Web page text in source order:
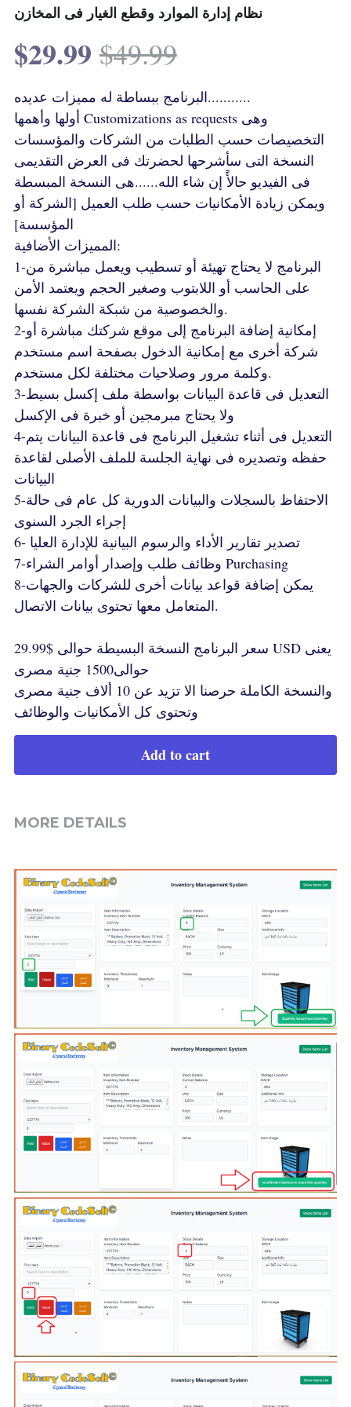
Advanced Courses Android
Online Lectures Courses
E-Learning-Ar
E-Learning-En
IBM Maximo Certificates - Ar
IBM Maximo Certificates
كورسات أون لاين
Free Lectures
Stamps & Coins
[MTF]
Car-Design
Terms & Conditions
YouTube
Privacy Policy
YouTube
أدب الخيال العلمى
نظام إدارة الموارد وقطع الغيار فى المخازن
$29.99 $49.99
البرنامج ببساطة له مميزات عديده...........
أولها وأهمها Customizations as requests وهى
التخصيصات حسب الطلبات من الشركات والمؤسسات
النسخة التى سأشرحها لحضرتك فى العرض التقديمى
فى الفيديو حالأً إن شاء الله......هى النسخة المبسطة
ويمكن زيادة الأمكانيات حسب طلب العميل [الشركة أو
المؤسسة]
المميزات الأضافية:
1-البرنامج لا يحتاج تهيئة أو تسطيب ويعمل مباشرة من
على الحاسب أو اللابتوب وصغير الحجم ويعتمد الأمن
والخصوصية من شبكة الشركة نفسها.
2-إمكانية إضافة البرنامج إلى موقع شركتك مباشرة أو
شركة أخرى مع إمكانية الدخول بصفحة اسم مستخدم
وكلمة مرور وصلاحيات مختلفة لكل مستخدم.
3-التعديل فى قاعدة البيانات بواسطة ملف إكسل بسيط
ولا يحتاج مبرمجين أو خبرة فى الإكسل
4-التعديل فى أثناء تشغيل البرنامج فى قاعدة البيانات يتم
حفظه وتصديره فى نهاية الجلسة للملف الأصلى لقاعدة
البيانات
5-الاحتفاظ بالسجلات والبيانات الدورية كل عام فى حالة
إجراء الجرد السنوى
6- تصدير تقارير الأداء والرسوم البيانية للإدارة العليا
7-وظائف طلب وإصدار أوامر الشراء Purchasing
8-يمكن إضافة قواعد بيانات أخرى للشركات والجهات
المتعامل معها تحتوى بيانات الاتصال.
سعر البرنامج النسخة البسيطة حوالى $29.99 USD يعنى
حوالى1500 جنية مصرى
والنسخة الكاملة حرصنا الا تزيد عن 10 ألاف جنية مصرى
وتحتوى كل الأمكانيات والوظائف
Add to cart
MORE DETAILS